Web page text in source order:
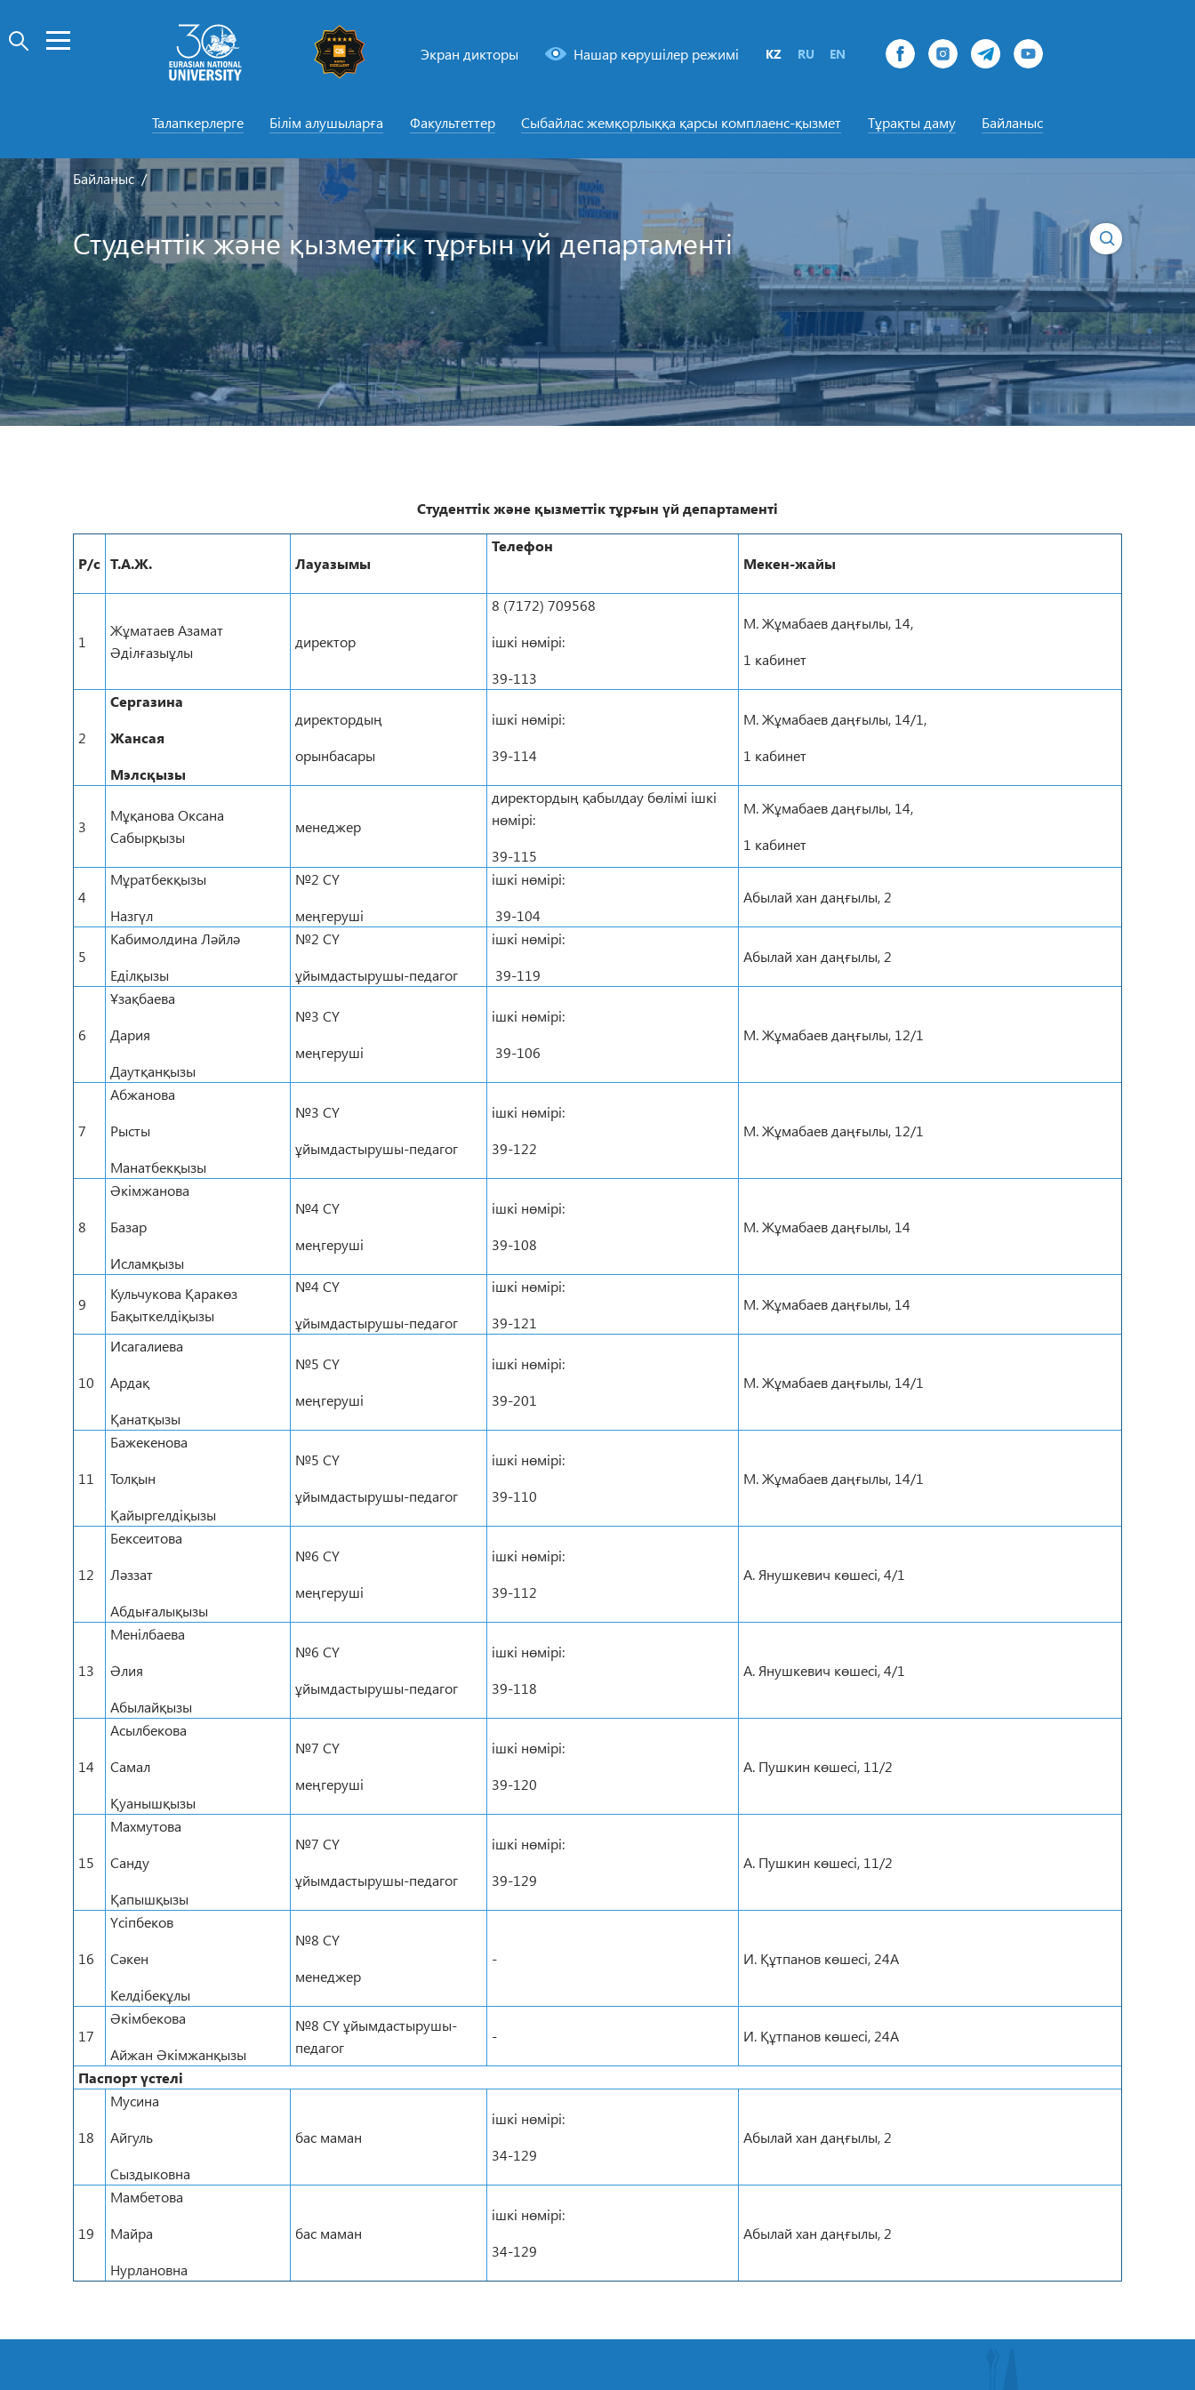
Экран дикторы Нашар көрушілер режимі KZ RU EN
Талапкерлерге Білім алушыларға Факультеттер Сыбайлас жемқорлыққа қарсы комплаенс-қызмет Тұрақты даму Байланыс
Байланыс
Студенттік және қызметтік тұрғын үй департаменті
Студенттік және қызметтік тұрғын үй департаменті
Р/с Т.А.Ж. Лауазымы
Телефон
Мекен-жайы
1
Жұматаев Азамат
Әділғазыұлы
директор
8 (7172) 709568
ішкі нөмірі:
39-113
М. Жұмабаев даңғылы, 14,
1 кабинет
2
Сергазина
Жансая
Мэлсқызы
директордың
орынбасары
ішкі нөмірі:
39-114
М. Жұмабаев даңғылы, 14/1,
1 кабинет
3
Мұқанова Оксана
Сабырқызы
менеджер
директордың қабылдау бөлімі ішкі
нөмірі:
39-115
М. Жұмабаев даңғылы, 14,
1 кабинет
4
Мұратбекқызы
Назгүл
№2 СҮ
меңгеруші
ішкі нөмірі:
39-104
Абылай хан даңғылы, 2
5
Кабимолдина Ләйлә
Еділқызы
№2 СҮ
ұйымдастырушы-педагог
ішкі нөмірі:
39-119
Абылай хан даңғылы, 2
6
Ұзақбаева
Дария
Даутқанқызы
№3 СҮ
меңгеруші
ішкі нөмірі:
39-106
М. Жұмабаев даңғылы, 12/1
7
Абжанова
Рысты
Манатбекқызы
№3 СҮ
ұйымдастырушы-педагог
ішкі нөмірі:
39-122
М. Жұмабаев даңғылы, 12/1
8
Әкімжанова
Базар
Исламқызы
№4 СҮ
меңгеруші
ішкі нөмірі:
39-108
М. Жұмабаев даңғылы, 14
9
Кульчукова Қаракөз
Бақыткелдіқызы
№4 СҮ
ұйымдастырушы-педагог
ішкі нөмірі:
39-121
М. Жұмабаев даңғылы, 14
10
Исагалиева
Ардақ
Қанатқызы
№5 СҮ
меңгеруші
ішкі нөмірі:
39-201
М. Жұмабаев даңғылы, 14/1
11
Бажекенова
Толқын
Қайыргелдіқызы
№5 СҮ
ұйымдастырушы-педагог
ішкі нөмірі:
39-110
М. Жұмабаев даңғылы, 14/1
12
Бексеитова
Ләззат
Абдығалықызы
№6 СҮ
меңгеруші
ішкі нөмірі:
39-112
А. Янушкевич көшесі, 4/1
13
Менілбаева
Әлия
Абылайқызы
№6 СҮ
ұйымдастырушы-педагог
ішкі нөмірі:
39-118
А. Янушкевич көшесі, 4/1
14
Асылбекова
Самал
Қуанышқызы
№7 СҮ
меңгеруші
ішкі нөмірі:
39-120
А. Пушкин көшесі, 11/2
15
Махмутова
Санду
Қапышқызы
№7 СҮ
ұйымдастырушы-педагог
ішкі нөмірі:
39-129
А. Пушкин көшесі, 11/2
16
Үсіпбеков
Сәкен
Келдібекұлы
№8 СҮ
менеджер
- И. Құтпанов көшесі, 24А
17
Әкімбекова
Айжан Әкімжанқызы
№8 СҮ ұйымдастырушы-
педагог
- И. Құтпанов көшесі, 24А
Паспорт үстелі
18
Мусина
Айгуль
Сыздыковна
бас маман
ішкі нөмірі:
34-129
Абылай хан даңғылы, 2
19
Мамбетова
Майра
Нурлановна
бас маман
ішкі нөмірі:
34-129
Абылай хан даңғылы, 2